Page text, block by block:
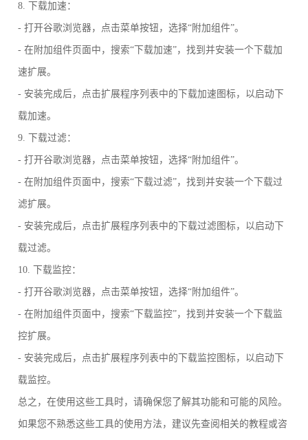
8. 下载加速：
- 打开谷歌浏览器，点击菜单按钮，选择“附加组件”。
- 在附加组件页面中，搜索“下载加速”，找到并安装一个下载加
速扩展。
- 安装完成后，点击扩展程序列表中的下载加速图标，以启动下
载加速。
9. 下载过滤：
- 打开谷歌浏览器，点击菜单按钮，选择“附加组件”。
- 在附加组件页面中，搜索“下载过滤”，找到并安装一个下载过
滤扩展。
- 安装完成后，点击扩展程序列表中的下载过滤图标，以启动下
载过滤。
10. 下载监控：
- 打开谷歌浏览器，点击菜单按钮，选择“附加组件”。
- 在附加组件页面中，搜索“下载监控”，找到并安装一个下载监
控扩展。
- 安装完成后，点击扩展程序列表中的下载监控图标，以启动下
载监控。
总之，在使用这些工具时，请确保您了解其功能和可能的风险。
如果您不熟悉这些工具的使用方法，建议先查阅相关的教程或咨